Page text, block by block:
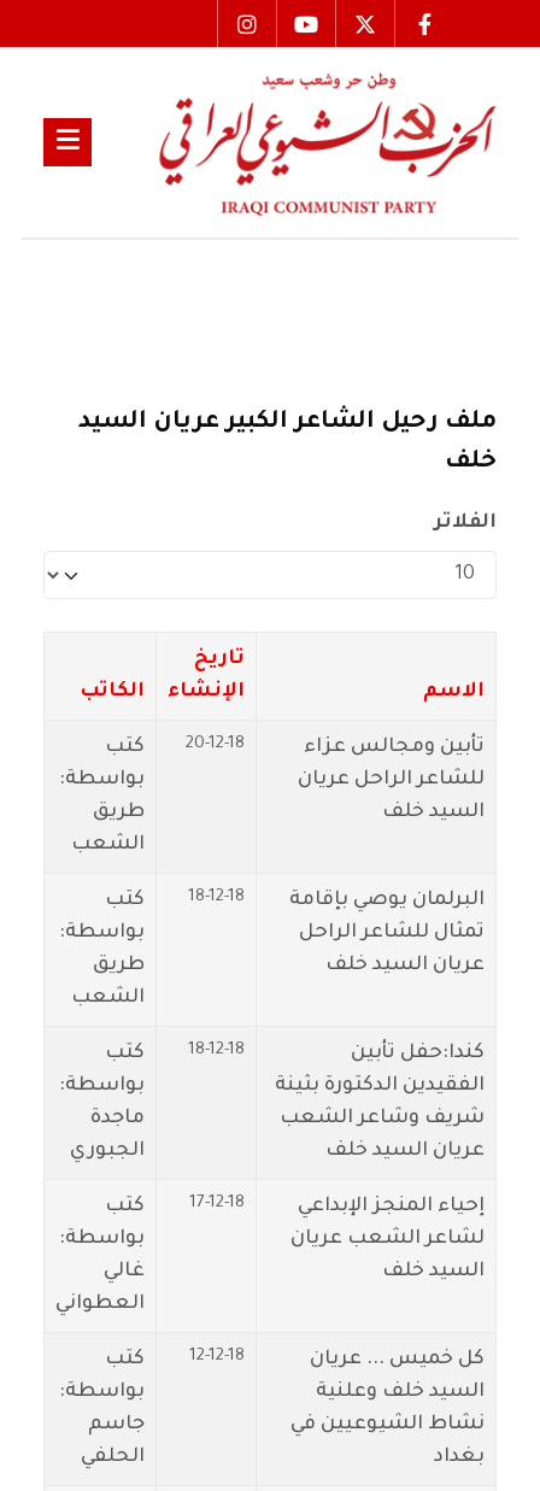
ملف رحيل الشاعر الكبير عريان السيد
خلف
الفلاتر
عدد الإظهارات:
الاسم
تاريخ
الإنشاء
الكاتب
تأبين ومجالس عزاء
للشاعر الراحل عريان
السيد خلف
20-12-18
كتب
بواسطة:
طريق
الشعب
البرلمان يوصي بإقامة
تمثال للشاعر الراحل
عريان السيد خلف
18-12-18
كتب
بواسطة:
طريق
الشعب
كندا:حفل تأبين
الفقيدين الدكتورة بثينة
شريف وشاعر الشعب
عريان السيد خلف
18-12-18
كتب
بواسطة:
ماجدة
الجبوري
إحياء المنجز الإبداعي
لشاعر الشعب عريان
السيد خلف
17-12-18
كتب
بواسطة:
غالي
العطواني
كل خميس ... عريان
السيد خلف وعلنية
نشاط الشيوعيين في
بغداد
12-12-18
كتب
بواسطة:
جاسم
الحلفي